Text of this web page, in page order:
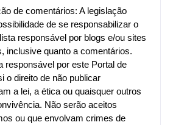
de comentários: A legislação
de se responsabilizar o
responsável por blogs e/ou sites
inclusive quanto a comentários.
responsável por este Portal de
o direito de não publicar
a lei, a ética ou quaisquer outros
Não serão aceitos
ou que envolvam crimes de